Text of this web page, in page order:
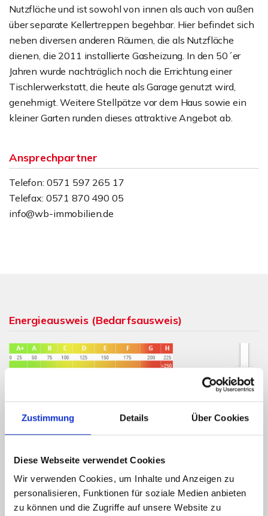
Zustimmung Details Über Cookies
Diese Webseite verwendet Cookies
Wir verwenden Cookies, um Inhalte und Anzeigen zu
personalisieren, Funktionen für soziale Medien anbieten
zu können und die Zugriffe auf unsere Website zu
Nutzfläche und ist sowohl von innen als auch von außen
über separate Kellertreppen begehbar. Hier befindet sich
neben diversen anderen Räumen, die als Nutzfläche
dienen, die 2011 installierte Gasheizung. In den 50´er
Jahren wurde nachträglich noch die Errichtung einer
Tischlerwerkstatt, die heute als Garage genutzt wird,
genehmigt. Weitere Stellpätze vor dem Haus sowie ein
kleiner Garten runden dieses attraktive Angebot ab.
Ansprechpartner
Telefon: 0571 597 265 17
Telefax: 0571 870 490 05
info@wb-immobilien.de
Energieausweis (Bedarfsausweis)
Endenergiebedarf
Weitere Informationen
Wesentlicher Energieträger
Gas